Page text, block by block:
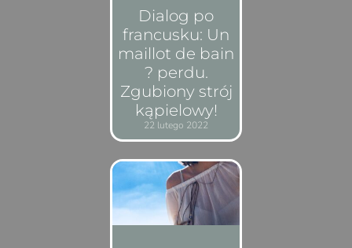
Dialog po
francusku: Un
maillot de bain
? perdu.
Zgubiony strój
kąpielowy!
22 lutego 2022